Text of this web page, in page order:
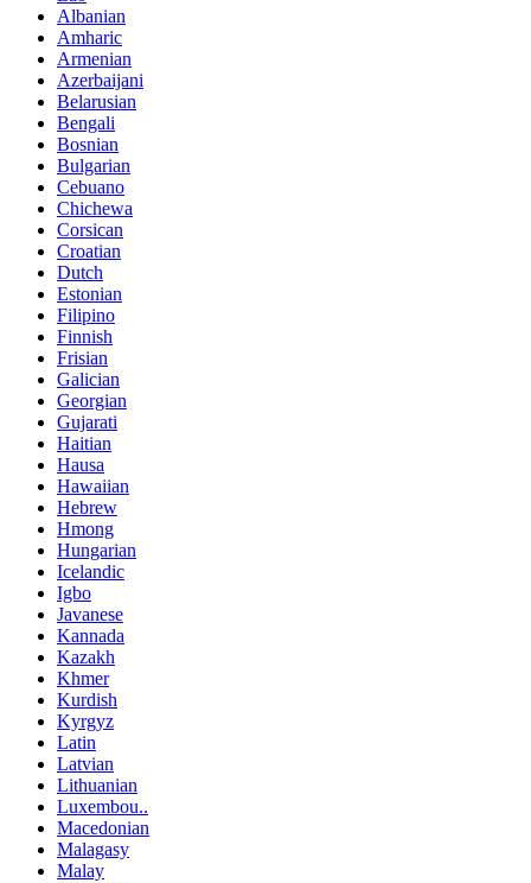
Albanian
Amharic
Armenian
Azerbaijani
Belarusian
Bengali
Bosnian
Bulgarian
Cebuano
Chichewa
Corsican
Croatian
Dutch
Estonian
Filipino
Finnish
Frisian
Galician
Georgian
Gujarati
Haitian
Hausa
Hawaiian
Hebrew
Hmong
Hungarian
Icelandic
Igbo
Javanese
Kannada
Kazakh
Khmer
Kurdish
Kyrgyz
Latin
Latvian
Lithuanian
Luxembou..
Macedonian
Malagasy
Malay